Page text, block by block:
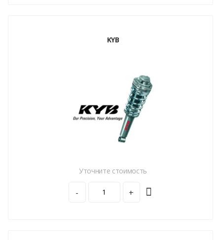
KYB
Уточните стоимость
- +